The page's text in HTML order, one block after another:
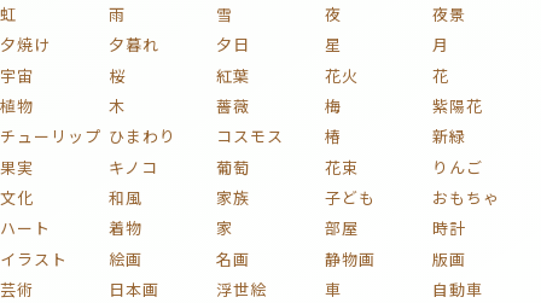
虹
雨 雪 夜
夜景
夕焼け
夕暮れ 夕日 星
月
宇宙
桜 紅葉 花火
花
植物
木 薔薇 梅
紫陽花
チューリップ ひまわり コスモス 椿
新緑
果実
キノコ 葡萄 花束
りんご
文化
和風 家族 子ども
おもちゃ
ハート
着物 家 部屋
時計
イラスト
絵画 名画 静物画
版画
芸術
日本画 浮世絵 車
自動車